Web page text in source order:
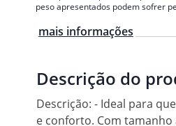
peso apresentados podem sofrer
mais informações
Descrição do
Descrição: - Ideal para
e conforto. Com